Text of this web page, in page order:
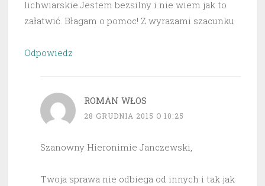
lichwiarskie.Jestem bezsilny i nie wiem jak to
załatwić. Błagam o pomoc! Z wyrazami szacunku
Odpowiedz
ROMAN WŁOS
28 GRUDNIA 2015 O 10:25
Szanowny Hieronimie Janczewski,
Twoja sprawa nie odbiega od innych i tak jak